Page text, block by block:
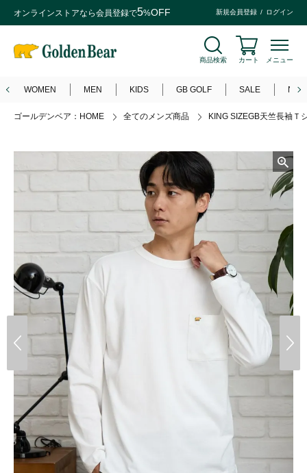
オンラインストアなら会員登録で5%OFF 新規会員登録 ログイン
商品検索 カート メニュー
WOMEN MEN KIDS GB GOLF SALE
ゴールデンベア：HOME 全てのメンズ商品 KING SIZEGB天竺長袖Ｔ